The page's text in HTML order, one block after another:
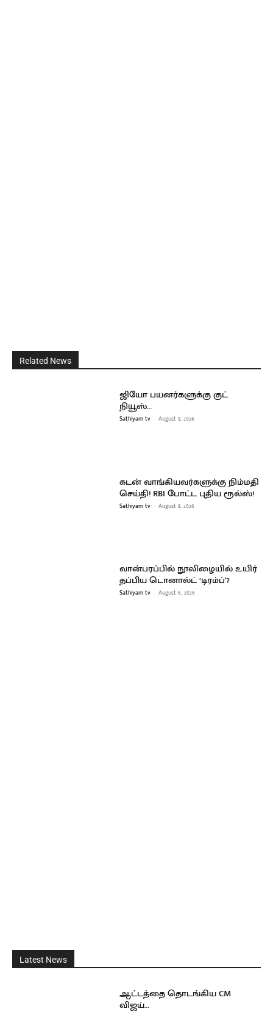
Related News
ஜியோ பயனர்களுக்கு குட்
நியூஸ்…
Sathiyam tv - August 8, 2026
கடன் வாங்கியவர்களுக்கு நிம்மதி
செய்தி! RBI போட்ட புதிய ரூல்ஸ்!
Sathiyam tv - August 8, 2026
வான்பரப்பில் நூலிழையில் உயிர்
தப்பிய டொனால்ட் ‘டிரம்ப்’?
Sathiyam tv - August 6, 2026
Latest News
ஆட்டத்தை தொடங்கிய CM
விஜய்…